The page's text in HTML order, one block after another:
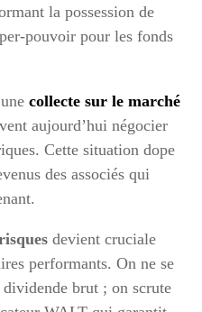
la possession de
pouvoir pour les fonds
unecollecte sur le marché
aujourd’hui négocier
Cette situation dope
des associés qui
devient cruciale
performants. On ne se
brut ; on scrute